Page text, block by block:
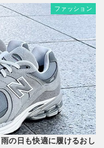
ファッション
の日も快適に履けるおし